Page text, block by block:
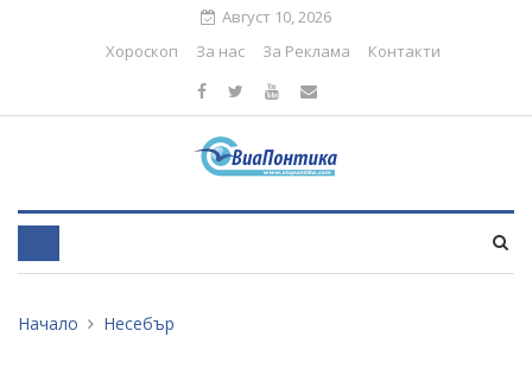
Август 10, 2026
Хороскоп
За нас За Реклама Контакти
Начало Несебър